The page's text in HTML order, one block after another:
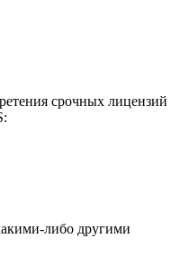
срочных лицензий
либо другими